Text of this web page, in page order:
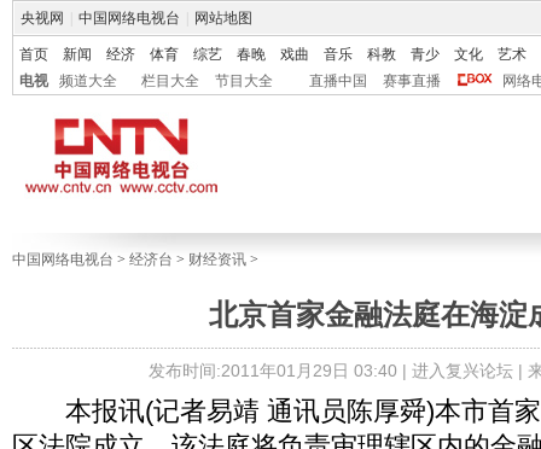
央视网 中国网络电视台 网站地图
首页 新闻 经济 体育 综艺 春晚 戏曲 音乐 科教 青少 文化
艺术
电视
频道大全 栏目大全 节目大全 直播中国 赛事直播 网络
中国网络电视台 > 经济台 > 财经资讯 >
北京首家金融法庭在海淀
发布时间:2011年01月29日 03:40 | 进入复兴论坛|
本报讯(记者易靖 通讯员陈厚舜)本市首家